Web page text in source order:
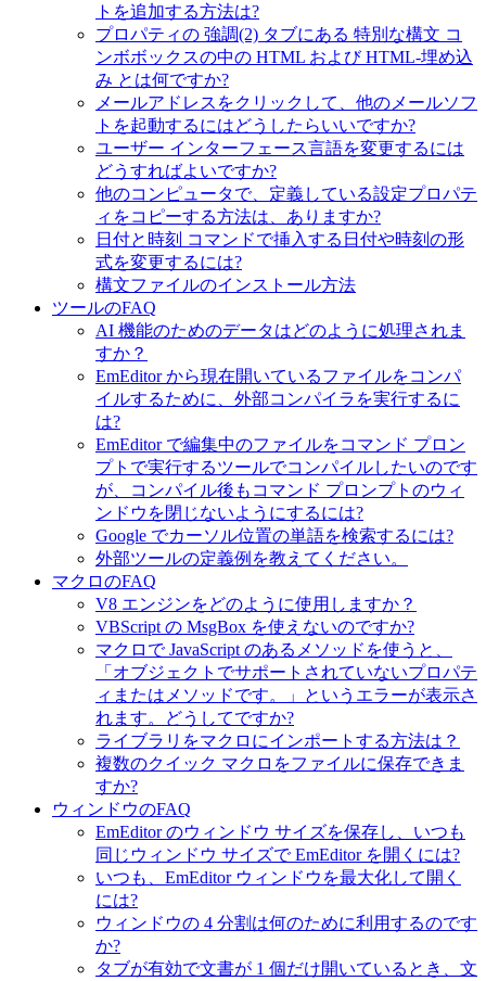
トを追加する方法は?
プロパティの 強調(2) タブにある 特別な構文 コ
ンボボックスの中の HTML および HTML-埋め込
み とは何ですか?
メールアドレスをクリックして、他のメールソフ
トを起動するにはどうしたらいいですか?
ユーザー インターフェース言語を変更するには
どうすればよいですか?
他のコンピュータで、定義している設定プロパテ
ィをコピーする方法は、ありますか?
日付と時刻 コマンドで挿入する日付や時刻の形
式を変更するには?
構文ファイルのインストール方法
ツールのFAQ
AI 機能のためのデータはどのように処理されま
すか？
EmEditor から現在開いているファイルをコンパ
イルするために、外部コンパイラを実行するに
は?
EmEditor で編集中のファイルをコマンド プロン
プトで実行するツールでコンパイルしたいのです
が、コンパイル後もコマンド プロンプトのウィ
ンドウを閉じないようにするには?
Google でカーソル位置の単語を検索するには?
外部ツールの定義例を教えてください。
マクロのFAQ
V8 エンジンをどのように使用しますか？
VBScript の MsgBox を使えないのですか?
マクロで JavaScript のあるメソッドを使うと、
「オブジェクトでサポートされていないプロパテ
ィまたはメソッドです。」というエラーが表示さ
れます。どうしてですか?
ライブラリをマクロにインポートする方法は？
複数のクイック マクロをファイルに保存できま
すか?
ウィンドウのFAQ
EmEditor のウィンドウ サイズを保存し、いつも
同じウィンドウ サイズで EmEditor を開くには?
いつも、EmEditor ウィンドウを最大化して開く
には?
ウィンドウの 4 分割は何のために利用するのです
か?
タブが有効で文書が 1 個だけ開いているとき、文